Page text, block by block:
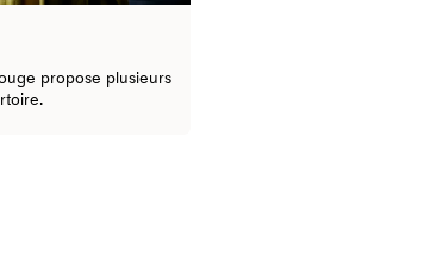
propose plusieurs